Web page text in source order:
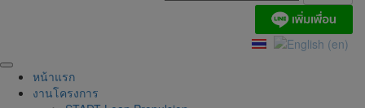
หน้าแรก
งานโครงการ